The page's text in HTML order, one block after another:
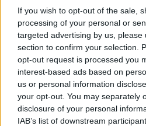
If you wish to opt-out of the sale,
processing of your personal or
targeted advertising by us, please
section to confirm your selection.
opt-out request is processed you
interest-based ads based on
us or personal information
your opt-out. You may separately
disclosure of your personal
IAB’s list of downstream
CRONACA
Fake News e